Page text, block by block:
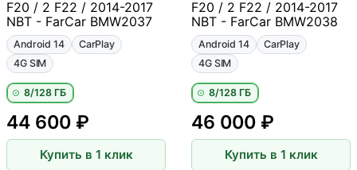
F20 / 2 F22 / 2014-2017
NBT - FarCar BMW2037
Android 14
CarPlay
4G SIM
8/128 ГБ
44 600 ₽
Купить в 1 клик
F20 / 2 F22 / 2014-2017
NBT - FarCar BMW2038
Android 14
CarPlay
4G SIM
8/128 ГБ
46 000 ₽
Купить в 1 клик